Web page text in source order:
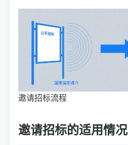
邀请招标流程
邀请招标的适用情况